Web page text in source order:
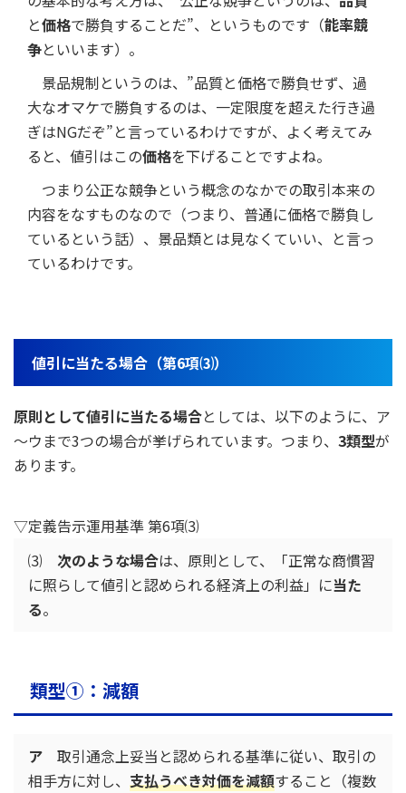
と価格で勝負することだ”、というものです（能率競
争といいます）。
景品規制というのは、”品質と価格で勝負せず、過
大なオマケで勝負するのは、一定限度を超えた行き過
ぎはNGだぞ”と言っているわけですが、よく考えてみ
ると、値引はこの価格を下げることですよね。
つまり公正な競争という概念のなかでの取引本来の
内容をなすものなので（つまり、普通に価格で勝負し
ているという話）、景品類とは見なくていい、と言っ
ているわけです。
値引に当たる場合（第6項⑶）
原則として値引に当たる場合としては、以下のように、ア
～ウまで3つの場合が挙げられています。つまり、 3類型が
あります。
▽定義告示運用基準 第6項⑶
⑶ 次のような場合は、原則として、「正常な商慣習
に照らして値引と認められる経済上の利益」に当た
る。
類型①：減額
ア 取引通念上妥当と認められる基準に従い、取引の
相手方に対し、 支払うべき対価を減額すること（複数